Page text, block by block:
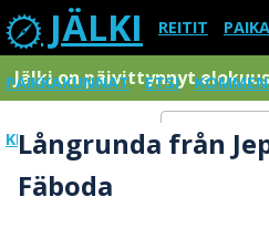
JÄLKI REITIT
PAIKKAKUNNAT ETSI
KIRJAUDU SISÄÄN Menu
Jälki on päivittynnyt
Långrunda från
Fäboda